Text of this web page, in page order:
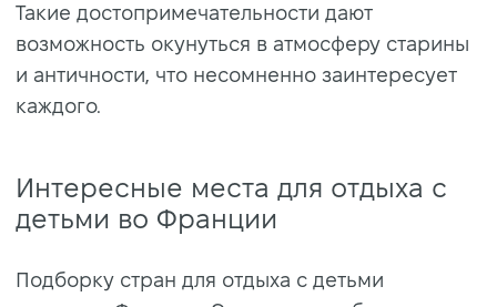
Такие достопримечательности дают
возможность окунуться в атмосферу старины
и античности, что несомненно заинтересует
каждого.
Интересные места для отдыха с
детьми во Франции
Подборку стран для отдыха с детьми